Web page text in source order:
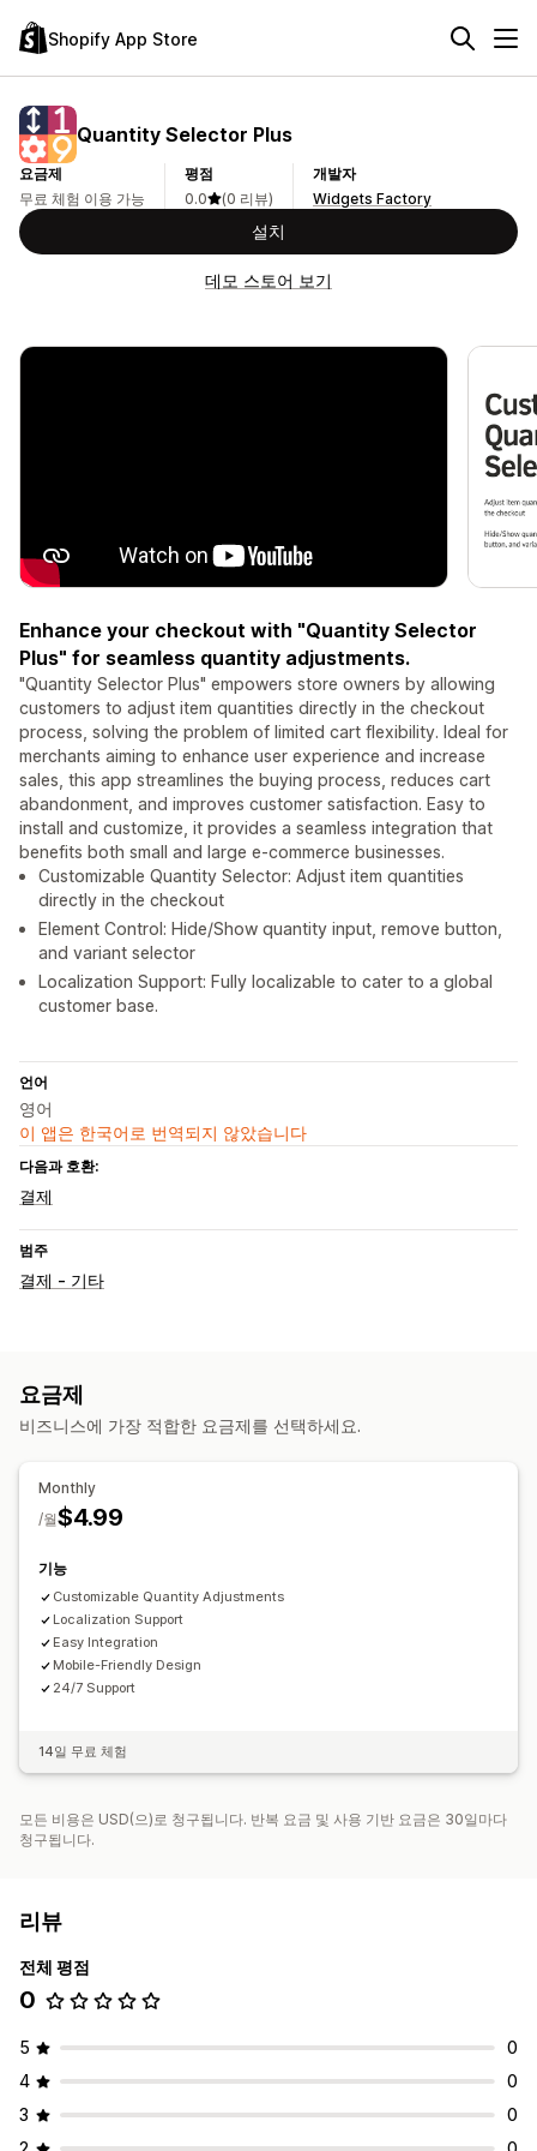
Shopify App Store
Quantity Selector Plus
요금제
무료 체험 이용 가능
평점
0.0
(0 리뷰)
개발자
Widgets Factory
설치
데모 스토어 보기
Enhance your checkout with "Quantity Selector
Plus" for seamless quantity adjustments.
"Quantity Selector Plus" empowers store owners by allowing
customers to adjust item quantities directly in the checkout
process, solving the problem of limited cart flexibility. Ideal for
merchants aiming to enhance user experience and increase
sales, this app streamlines the buying process, reduces cart
abandonment, and improves customer satisfaction. Easy to
install and customize, it provides a seamless integration that
benefits both small and large e-commerce businesses.
Customizable Quantity Selector: Adjust item quantities
directly in the checkout
Element Control: Hide/Show quantity input, remove button,
and variant selector
Localization Support: Fully localizable to cater to a global
customer base.
언어
영어
이 앱은 한국어로 번역되지 않았습니다
다음과 호환:
결제
범주
결제 - 기타
요금제
비즈니스에 가장 적합한 요금제를 선택하세요.
Monthly
$4.99
/월
기능
Customizable Quantity Adjustments
Localization Support
Easy Integration
Mobile-Friendly Design
24/7 Support
14일 무료 체험
모든 비용은 USD(으)로 청구됩니다. 반복 요금 및 사용 기반 요금은 30일마다
청구됩니다.
리뷰
전체 평점
0
5
0
4
0
3
0